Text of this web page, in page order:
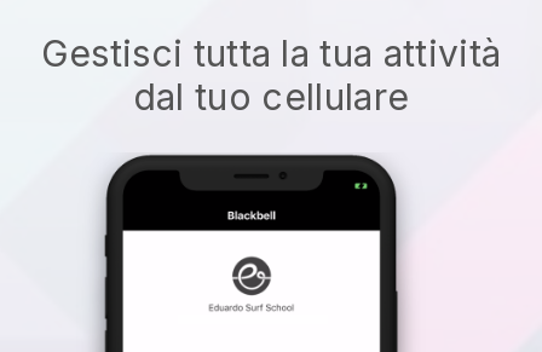
Gestisci tutta la tua attività
dal tuo cellulare